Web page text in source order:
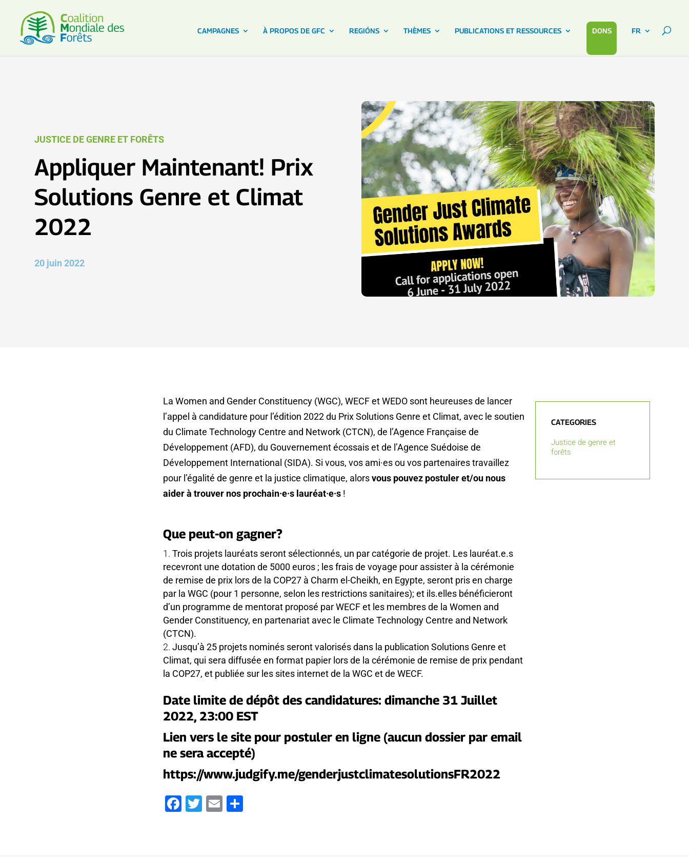
CAMPAGNES À PROPOS DE GFC REGIÓNS THÈMES PUBLICATIONS ET RESSOURCES DONS FR
JUSTICE DE GENRE ET FORÊTS
Appliquer Maintenant! Prix
Solutions Genre et Climat
2022
20 juin 2022
La Women and Gender Constituency (WGC), WECF et WEDO sont heureuses de lancer
l’appel à candidature pour l’édition 2022 du Prix Solutions Genre et Climat, avec le soutien
du Climate Technology Centre and Network (CTCN),de l’Agence Française de
Développement (AFD), du Gouvernement écossais et de l’Agence Suédoise de
Développement International (SIDA). Si vous, vos ami·es ou vos partenaires travaillez
pour l’égalité de genre et la justice climatique, alorsvous pouvez postuler et/ou nous
aider à trouver nos prochain·e·s lauréat·e·s !
Que peut-on gagner?
Trois projets lauréats seront sé lectionnés, un par catégorie de projet. Les lauréat.e.s
recevront une dotation de 5000 euros ; les frais de voyage pour assister à la cérémonie
de remise de prix lors de la COP27 à Charm el-Cheikh, en Egypte, seront pris en charge
par la WGC (pour 1 personne, selon les restrictions sanitaires); et ils.elles bénéficieront
d’un programme de mentorat proposé par WECF et les membres de la Women and
Gender Constituency, en partenariat avec le Climate Technology Centre and Network
(CTCN).
Jusqu’à 25 projets nominés seront valorisés dans la publication Solutions Genre et
Climat, qui sera diffusée en format papier lors de la cérémonie de remise de prix pendant
la COP27, et publiée sur les sites internet de la WGC et de WECF.
Date limite de dépôt des candidatures: dimanche 31 Juillet
2022, 23:00 EST
Lien vers le site pour postuler en ligne (aucun dossier par email
ne sera accepté)
https://www.judgify.me/genderjustclimatesolutionsFR2022
Facebook
Twitter
Email
CATEGORIES
Justice de genre et
forêts